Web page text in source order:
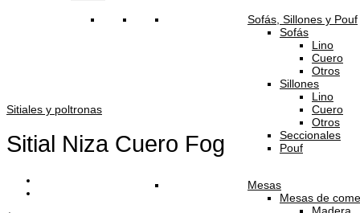
Sofás, Sillones y Pouf
Sofás
Lino
Cuero
Otros
Sillones
Lino
Cuero
Otros
Seccionales
Pouf
Mesas
Mesas de
Sitiales y poltronas
Sitial Niza Cuero Fog